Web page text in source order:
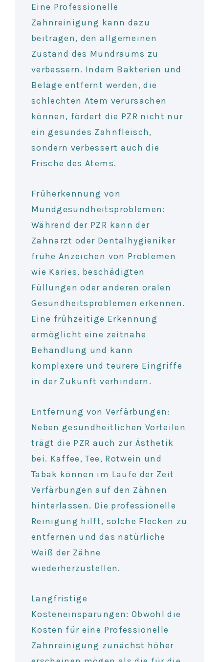
Eine Professionelle
Zahnreinigung kann dazu
beitragen, den allgemeinen
Zustand des Mundraums zu
verbessern. Indem Bakterien und
Beläge entfernt werden, die
schlechten Atem verursachen
können, fördert die PZR nicht nur
ein gesundes Zahnfleisch,
sondern verbessert auch die
Frische des Atems.
Früherkennung von
Mundgesundheitsproblemen:
Während der PZR kann der
Zahnarzt oder Dentalhygieniker
frühe Anzeichen von Problemen
wie Karies, beschädigten
Füllungen oder anderen oralen
Gesundheitsproblemen erkennen.
Eine frühzeitige Erkennung
ermöglicht eine zeitnahe
Behandlung und kann
komplexere und teurere Eingriffe
in der Zukunft verhindern.
Entfernung von Verfärbungen:
Neben gesundheitlichen Vorteilen
trägt die PZR auch zur Ästhetik
bei. Kaffee, Tee, Rotwein und
Tabak können im Laufe der Zeit
Verfärbungen auf den Zähnen
hinterlassen. Die professionelle
Reinigung hilft, solche Flecken zu
entfernen und das natürliche
Weiß der Zähne
wiederherzustellen.
Langfristige
Kosteneinsparungen: Obwohl die
Kosten für eine Professionelle
Zahnreinigung zunächst höher